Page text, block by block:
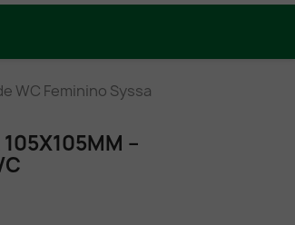
WC Feminino Syssa
105X105MM –